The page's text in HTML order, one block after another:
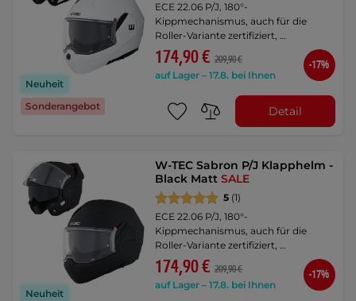
Neuheit
Sonderangebot
ECE 22.06 P/J, 180°-
Kippmechanismus, auch für die
Roller-Variante zertifiziert, …
174,90 € 209,90 €
auf Lager – 17.8. bei Ihnen
-17%
Detail
Neuheit
W-TEC Sabron P/J Klapphelm -
Black MattSALE
5 (1)
ECE 22.06 P/J, 180°-
Kippmechanismus, auch für die
Roller-Variante zertifiziert, …
174,90 € 209,90 €
auf Lager – 17.8. bei Ihnen
-17%